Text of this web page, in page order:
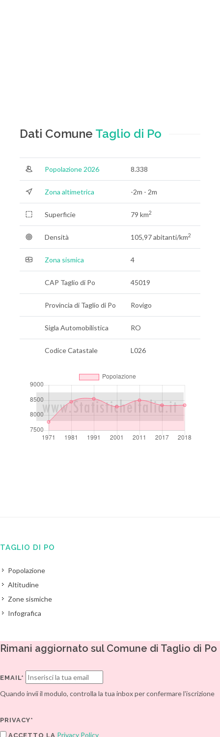
Dati Comune Taglio di Po
Popolazione 2026 8.338
Zona altimetrica -2m - 2m
Superficie 79 km2
Densità 105,97 abitanti/km2
Zona sismica 4
CAP Taglio di Po 45019
Provincia di Taglio di Po Rovigo
Sigla Automobilistica RO
Codice Catastale L026
TAGLIO DI PO
Popolazione
Altitudine
Zone sismiche
Infografica
Rimani aggiornato sul Comune di Taglio di Po
EMAIL*
Quando invii il modulo, controlla la tua inbox per confermare l'iscrizione
PRIVACY*
ACCETTO LA Privacy Policy